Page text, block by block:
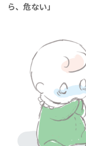
ら、危ない」